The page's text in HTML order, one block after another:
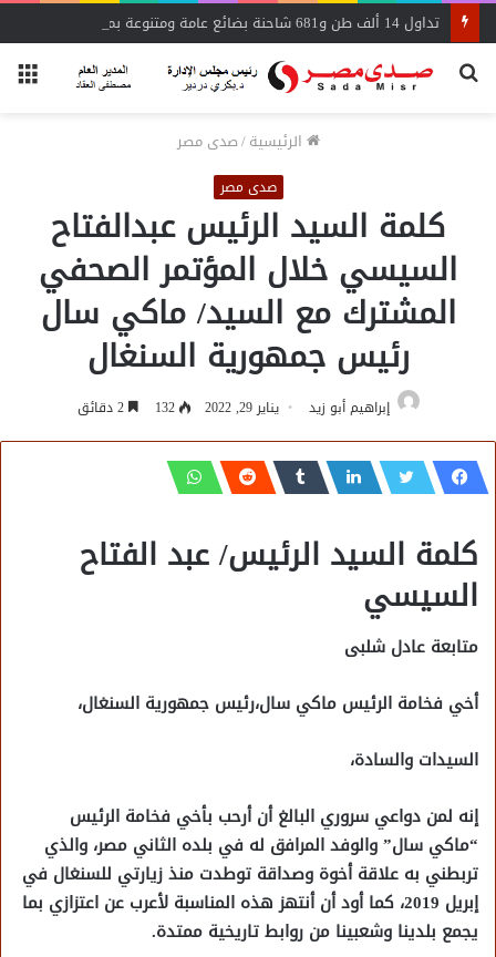
بحث
الرئيسية/صدى مصر
صدى مصر
كلمة السيد الرئيس عبدالفتاح
السيسي خلال المؤتمر الصحفي
المشترك مع السيد/ ماكي سال
رئيس جمهورية السنغال
إبراهيم أبو زيد يناير 29, 2022 132 2 دقائق
كلمة السيد الرئيس/ عبد الفتاح
السيسي
متابعة عادل شلبى
أخي فخامة الرئيس ماكي سال،رئيس جمهورية السنغال،
السيدات والسادة،
إنه لمن دواعي سروري البالغ أن أرحب بأخي فخامة الرئيس
“ماكي سال” والوفد المرافق له في بلده الثاني مصر، والذي
تربطني به علاقة أخوة وصداقة توطدت منذ زيارتي للسنغال في
إبريل 2019، كما أود أن أنتهز هذه المناسبة لأعرب عن اعتزازي بما
يجمع بلدينا وشعبينا من روابط تاريخية ممتدة.